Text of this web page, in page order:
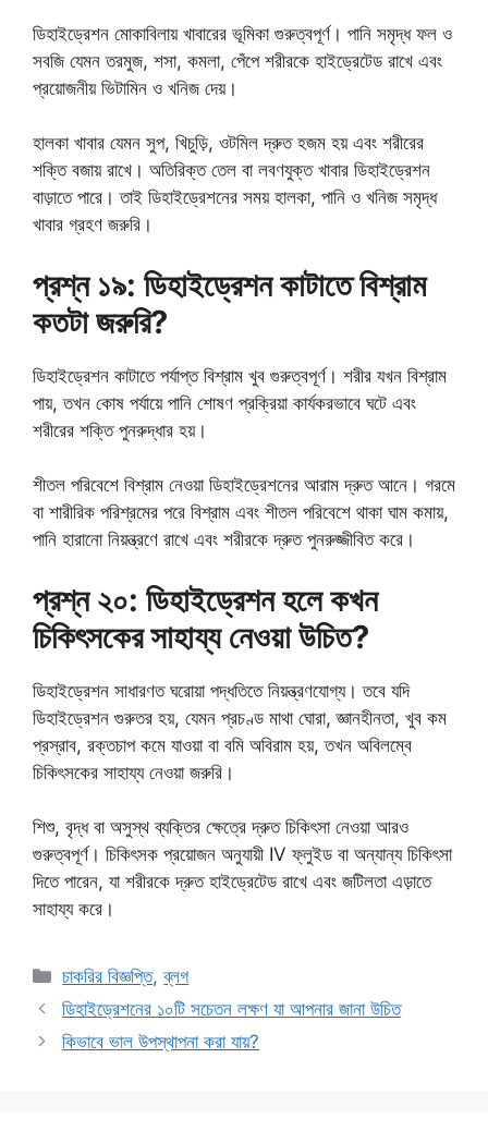
ডিহাইড্রেশন মোকাবিলায় খাবারের ভূমিকা গুরুত্বপূর্ণ। পানি সমৃদ্ধ ফল ও
সবজি যেমন তরমুজ, শসা, কমলা, পেঁপে শরীরকে হাইড্রেটেড রাখে এবং
প্রয়োজনীয় ভিটামিন ও খনিজ দেয়।
হালকা খাবার যেমন সুপ, খিচুড়ি, ওটমিল দ্রুত হজম হয় এবং শরীরের
শক্তি বজায় রাখে। অতিরিক্ত তেল বা লবণযুক্ত খাবার ডিহাইড্রেশন
বাড়াতে পারে। তাই ডিহাইড্রেশনের সময় হালকা, পানি ও খনিজ সমৃদ্ধ
খাবার গ্রহণ জরুরি।
প্রশ্ন ১৯: ডিহাইড্রেশন কাটাতে বিশ্রাম
কতটা জরুরি?
ডিহাইড্রেশন কাটাতে পর্যাপ্ত বিশ্রাম খুব গুরুত্বপূর্ণ। শরীর যখন বিশ্রাম
পায়, তখন কোষ পর্যায়ে পানি শোষণ প্রক্রিয়া কার্যকরভাবে ঘটে এবং
শরীরের শক্তি পুনরুদ্ধার হয়।
শীতল পরিবেশে বিশ্রাম নেওয়া ডিহাইড্রেশনের আরাম দ্রুত আনে। গরমে
বা শারীরিক পরিশ্রমের পরে বিশ্রাম এবং শীতল পরিবেশে থাকা ঘাম কমায়,
পানি হারানো নিয়ন্ত্রণে রাখে এবং শরীরকে দ্রুত পুনরুজ্জীবিত করে।
প্রশ্ন ২০: ডিহাইড্রেশন হলে কখন
চিকিৎসকের সাহায্য নেওয়া উচিত?
ডিহাইড্রেশন সাধারণত ঘরোয়া পদ্ধতিতে নিয়ন্ত্রণযোগ্য। তবে যদি
ডিহাইড্রেশন গুরুতর হয়, যেমন প্রচণ্ড মাথা ঘোরা, জ্ঞানহীনতা, খুব কম
প্রস্রাব, রক্তচাপ কমে যাওয়া বা বমি অবিরাম হয়, তখন অবিলম্বে
চিকিৎসকের সাহায্য নেওয়া জরুরি।
শিশু, বৃদ্ধ বা অসুস্থ ব্যক্তির ক্ষেত্রে দ্রুত চিকিৎসা নেওয়া আরও
গুরুত্বপূর্ণ। চিকিৎসক প্রয়োজন অনুযায়ী IV ফ্লুইড বা অন্যান্য চিকিৎসা
দিতে পারেন, যা শরীরকে দ্রুত হাইড্রেটেড রাখে এবং জটিলতা এড়াতে
সাহায্য করে।
Categories
চাকরির বিজ্ঞপ্তি,ব্লগ
ডিহাইড্রেশনের ১০টি সচেতন লক্ষণ যা আপনার জানা উচিত
কিভাবে ভাল উপস্থাপনা করা যায়?